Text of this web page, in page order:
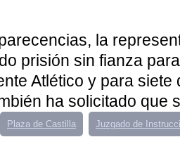
la
prisión sin fianza
Atlético y para siete
ha solicitado que
Plaza de Castilla Juzgado de